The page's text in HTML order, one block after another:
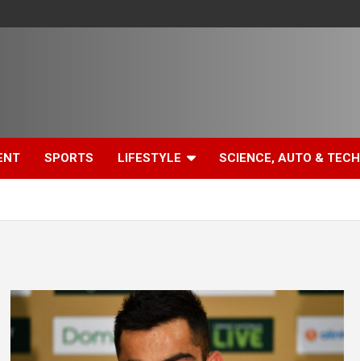
SPORTS LIFESTYLE SCIENCE, AUTO & TECH